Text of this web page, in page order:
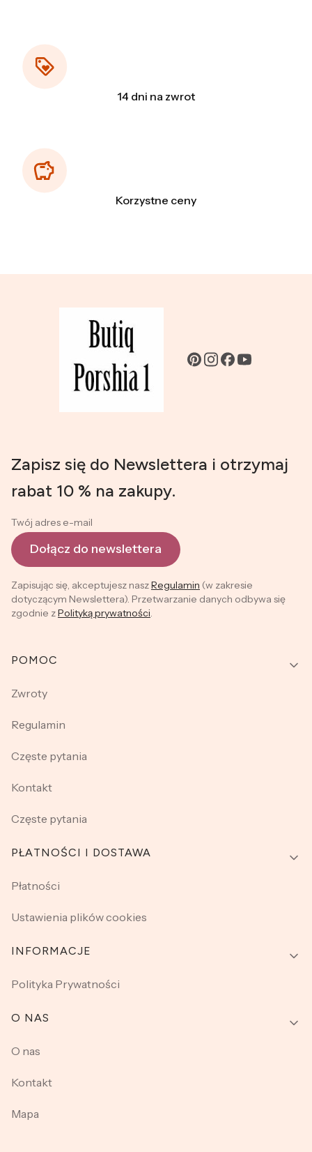
14 dni na zwrot
Korzystne ceny
Zapisz się do Newslettera i otrzymaj
rabat 10 % na zakupy.
Twój adres e-mail
Dołącz do newslettera
Zapisując się, akceptujesz naszRegulamin (w zakresie
dotyczącym Newslettera). Przetwarzanie danych odbywa się
zgodnie zPolityką prywatności.
Linki w stopce
POMOC
Zwroty
Regulamin
Częste pytania
Kontakt
Częste pytania
PŁATNOŚCI I DOSTAWA
Płatności
Ustawienia plików cookies
INFORMACJE
Polityka Prywatności
O NAS
O nas
Kontakt
Mapa